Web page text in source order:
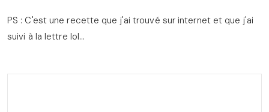
PS : C'est une recette que j'ai trouvé sur internet et que j'ai
suivi à la lettre lol...